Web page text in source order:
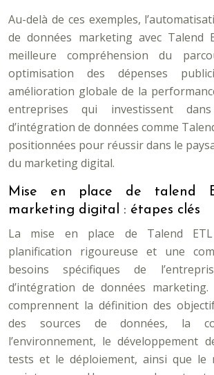
Au-delà de ces exemples,
de données marketing avec Talend
meilleure compréhension du
optimisation des dépenses
amélioration globale de la
entreprises qui investissent
d’intégration de données comme
positionnées pour réussir dans le
du marketing digital.
Mise en place de talend
marketing digital : étapes clés
La mise en place de Talend
planification rigoureuse et une
besoins spécifiques de
d’intégration de données
comprennent la définition des
des sources de données, la
l’environnement, le développement
tests et le déploiement, ainsi que le